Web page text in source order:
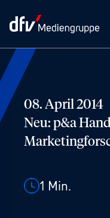
08. April 2014
Neu: p&a
1 Min.